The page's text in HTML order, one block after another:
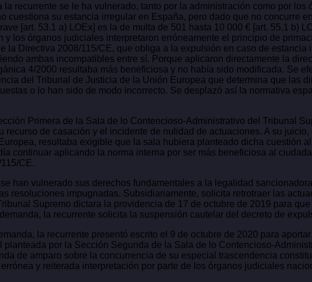
recurrente se le ha vulnerado, tanto por la administración como por los
cuestiona su estancia irregular en España, pero dado que no concurre
[art. 53.1 a) LOEx] es la de multa de 501 hasta 10 000 € [art. 55.1 b)
y los órganos judiciales interpretaron erróneamente el principio de
la Directiva 2008/115/CE, que obliga a la expulsión en caso de
ambas incompatibles entre sí. Porque aplicaron directamente la
4/2000 resultaba más beneficiosa y no había sido modificada. Se
del Tribunal de Justicia de la Unión Europea que determina que las
o lo han sido de modo incorrecto. Se desplazó así la normativa
Primera de la Sala de lo Contencioso-Administrativo del Tribunal
recurso de casación y el incidente de nulidad de actuaciones. A su
resultaba exigible que la sala hubiera planteado dicha cuestión
continuar aplicando la norma interna por ser más beneficiosa al
CE.
han vulnerado sus derechos fundamentales a la legalidad
resoluciones impugnadas. Subsidiariamente, solicita retrotraer las
Supremo dictara la providencia de 17 de octubre de 2019 para
la recurrente solicita la suspensión cautelar del decreto de
la recurrente presentó escrito el 9 de octubre de 2020 para
por la Sección Segunda de la Sala de lo Contencioso-
de amparo sobre la concurrencia de su especial trascendencia
y reiterada interpretación por parte de los órganos judiciales